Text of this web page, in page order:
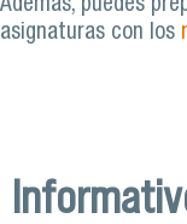
Además, puedes
asignaturas con los